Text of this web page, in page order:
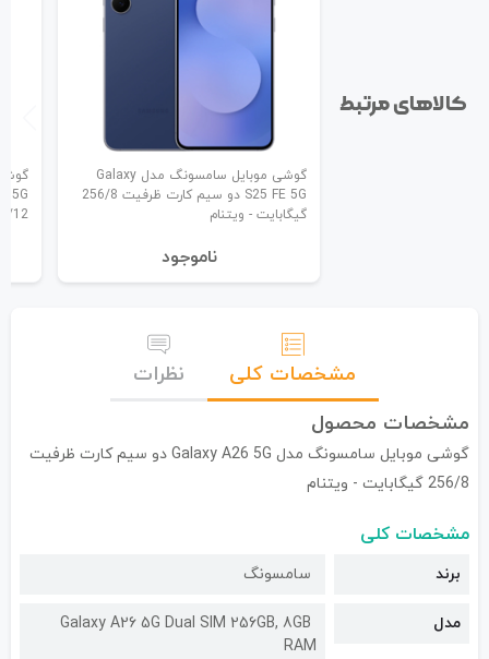
کالاهای مرتبط
گوشی موبایل سامسونگ مدل Galaxy
S25 FE 5G دو سیم کارت ظرفیت 256/8
گیگابایت - ویتنام
نا‌موجود
256/12
مشخصات کلی
نظرات
مشخصات محصول
گوشی موبایل سامسونگ مدل Galaxy A26 5G دو سیم کارت ظرفیت
256/8 گیگابایت - ویتنام
مشخصات کلی
برند سامسونگ
مدل
Galaxy A26 5G Dual SIM 256GB, 8GB
RAM